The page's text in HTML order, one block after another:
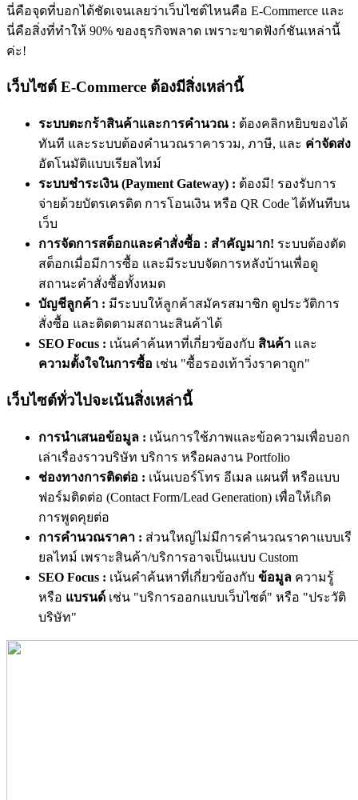
นี่คือจุดที่บอกได้ชัดเจนเลยว่าเว็บไซต์ไหนคือ E-Commerce และ
นี่คือสิ่งที่ทำให้ 90% ของธุรกิจพลาด เพราะขาดฟังก์ชันเหล่านี้
ค่ะ!
เว็บไซต์ E-Commerce ต้องมีสิ่งเหล่านี้
ระบบตะกร้าสินค้าและการคำนวณ : ต้องคลิกหยิบของได้
ทันที และระบบต้องคำนวณราคารวม, ภาษี, และ ค่าจัดส่ง
อัตโนมัติแบบเรียลไทม์
ระบบชำระเงิน (Payment Gateway) : ต้องมี! รองรับการ
จ่ายด้วยบัตรเครดิต การโอนเงิน หรือ QR Code ได้ทันทีบน
เว็บ
การจัดการสต็อกและคำสั่งซื้อ : สำคัญมาก! ระบบต้องตัด
สต็อกเมื่อมีการซื้อ และมีระบบจัดการหลังบ้านเพื่อดู
สถานะคำสั่งซื้อทั้งหมด
บัญชีลูกค้า : มีระบบให้ลูกค้าสมัครสมาชิก ดูประวัติการ
สั่งซื้อ และติดตามสถานะสินค้าได้
SEO Focus : เน้นคำค้นหาที่เกี่ยวข้องกับ สินค้า และ
ความตั้งใจในการซื้อ เช่น "ซื้อรองเท้าวิ่งราคาถูก"
เว็บไซต์ทั่วไปจะเน้นสิ่งเหล่านี้
การนำเสนอข้อมูล : เน้นการใช้ภาพและข้อความเพื่อบอก
เล่าเรื่องราวบริษัท บริการ หรือผลงาน Portfolio
ช่องทางการติดต่อ : เน้นเบอร์โทร อีเมล แผนที่ หรือแบบ
ฟอร์มติดต่อ (Contact Form/Lead Generation) เพื่อให้เกิด
การพูดคุยต่อ
การคำนวณราคา : ส่วนใหญ่ไม่มีการคำนวณราคาแบบเรี
ยลไทม์ เพราะสินค้า/บริการอาจเป็นแบบ Custom
SEO Focus : เน้นคำค้นหาที่เกี่ยวข้องกับ ข้อมูล ความรู้
หรือ แบรนด์ เช่น "บริการออกแบบเว็บไซต์" หรือ "ประวัติ
บริษัท"